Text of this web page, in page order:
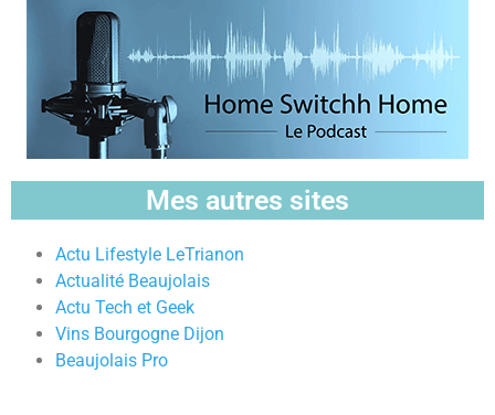
Mes autres sites
Actu Lifestyle LeTrianon
Actualité Beaujolais
Actu Tech et Geek
Vins Bourgogne Dijon
Beaujolais Pro